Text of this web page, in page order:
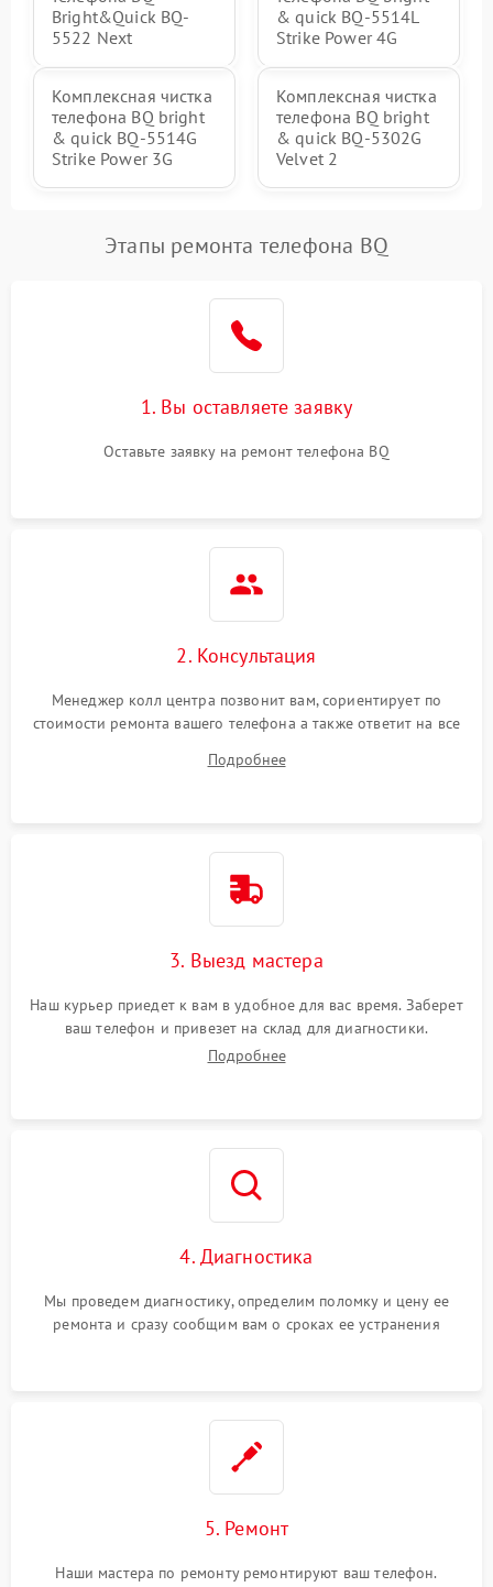
Bright&Quick BQ-
5522 Next
& quick BQ-5514L
Strike Power 4G
Комплексная чистка
телефона BQ bright
& quick BQ-5514G
Strike Power 3G
Комплексная чистка
телефона BQ bright
& quick BQ-5302G
Velvet 2
Этапы ремонта телефона BQ
1. Вы оставляете заявку
Оставьте заявку на ремонт телефона BQ
2. Консультация
Менеджер колл центра позвонит вам, сориентирует по
стоимости ремонта вашего телефона а также ответит на все
Подробнее
3. Выезд мастера
Наш курьер приедет к вам в удобное для вас время. Заберет
ваш телефон и привезет на склад для диагностики.
Подробнее
4. Диагностика
Мы проведем диагностику, определим поломку и цену ее
ремонта и сразу сообщим вам о сроках ее устранения
5. Ремонт
Наши мастера по ремонту ремонтируют ваш телефон.